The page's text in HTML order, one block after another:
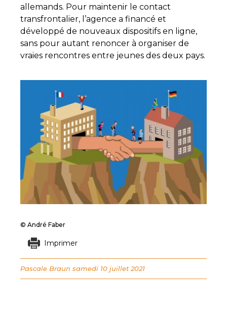
allemands. Pour maintenir le contact
transfrontalier, l’agence a financé et
développé de nouveaux dispositifs en ligne,
sans pour autant renoncer à organiser de
vraies rencontres entre jeunes des deux pays.
© André Faber
Imprimer
Pascale Braun samedi 10 juillet 2021